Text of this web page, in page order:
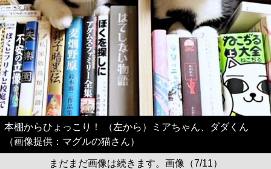
本棚からひょっこり！ （左から）ミアちゃん、ダダくん
（画像提供：マグルの猫さん）
まだまだ画像は続きます。画像（7/11）